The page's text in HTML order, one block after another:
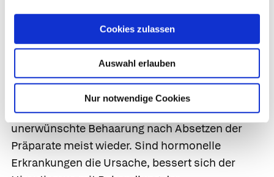
Cookies zulassen
Auswahl erlauben
Nur notwendige Cookies
erfolgreich.
Prognose
Der Verlauf des Hirsutismus ist abhängig von
seiner Ursache. Haben Medikamente oder
Anabolika dazu geführt, verschwindet die
unerwünschte Behaarung nach Absetzen der
Präparate meist wieder. Sind hormonelle
Erkrankungen die Ursache, bessert sich der